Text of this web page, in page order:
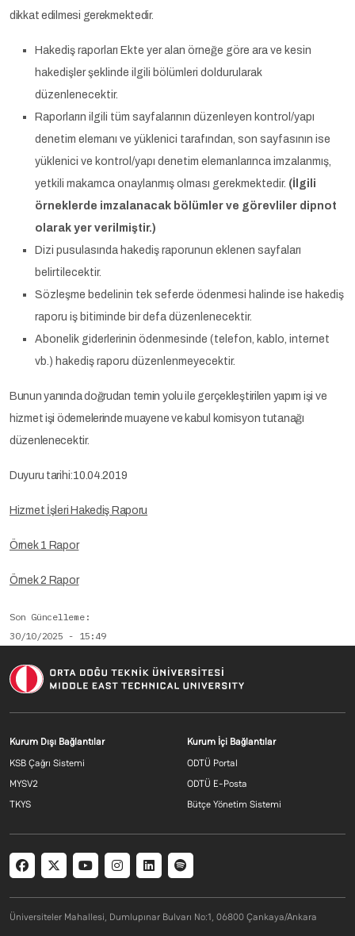
dikkat edilmesi gerekmektedir.
Hakediş raporları Ekte yer alan örneğe göre ara ve kesin
hakedişler şeklinde ilgili bölümleri doldurularak
düzenlenecektir.
Raporların ilgili tüm sayfalarının düzenleyen kontrol/yapı
denetim elemanı ve yüklenici tarafından, son sayfasının ise
yüklenici ve kontrol/yapı denetim elemanlarınca imzalanmış,
yetkili makamca onaylanmış olması gerekmektedir. (İlgili
örneklerde imzalanacak bölümler ve görevliler dipnot
olarak yer verilmiştir.)
Dizi pusulasında hakediş raporunun eklenen sayfaları
belirtilecektir.
Sözleşme bedelinin tek seferde ödenmesi halinde ise hakediş
raporu iş bitiminde bir defa düzenlenecektir.
Abonelik giderlerinin ödenmesinde (telefon, kablo, internet
vb.) hakediş raporu düzenlenmeyecektir.
Bunun yanında doğrudan temin yolu ile gerçekleştirilen yapım işi ve
hizmet işi ödemelerinde muayene ve kabul komisyon tutanağı
düzenlenecektir.
Duyuru tarihi:10.04.2019
Hizmet İşleri Hakediş Raporu
Örnek 1 Rapor
Örnek 2 Rapor
Son Güncelleme
30/10/2025 - 15:49
Footer menu 2 TR
Kurum Dışı Bağlantılar
KSB Çağrı Sistemi
MYSV2
TKYS
Footer menu 3
Kurum İçi Bağlantılar
ODTÜ Portal
ODTÜ E-Posta
Bütçe Yönetim Sistemi
Social menu
Üniversiteler Mahallesi, Dumlupınar Bulvarı No:1, 06800 Çankaya/Ankara